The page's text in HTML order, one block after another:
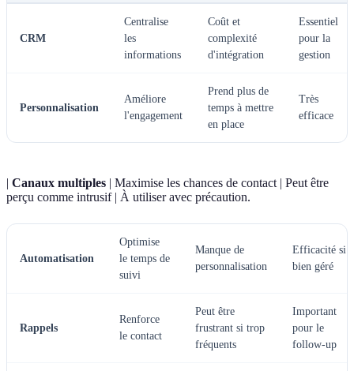
CRM
Centralise
les
informations
Coût et
complexité
d'intégration
Essentiel
pour la
gestion
Personnalisation
Améliore
l'engagement
Prend plus de
temps à mettre
en place
Très
efficace
| Canaux multiples | Maximise les chances de contact | Peut être
perçu comme intrusif | À utiliser avec précaution.
Automatisation
Optimise
le temps de
suivi
Manque de
personnalisation
Efficacité si
bien géré
Rappels
Renforce
le contact
Peut être
frustrant si trop
fréquents
Important
pour le
follow-up